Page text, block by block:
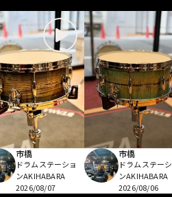
市橋
ドラムステーショ
ンAKIHABARA
2026/08/07
市橋
ドラムステー
ンAKIHABARA
2026/08/06